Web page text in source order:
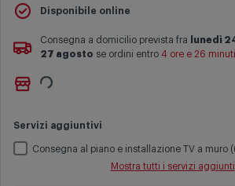
Il Prezzo Barratoindica il prezzo più basso
sul sito comet.it prima dell'applicazione dello
Maggiori informazioni
Disponibile online
Consegna a domicilio prevista fra lunedì
27 agosto se ordini entro 4 ore e 26 minuti
Le date previste per la consegna sono una
I tempi di consegna effettivi potrebbero variare
complesse come isole e regioni montane,
festivi e ricorrenze principali o in circostanze
Ritiro gratuito presso
Servizi aggiuntivi
Consegna al piano e installazione TV a muro